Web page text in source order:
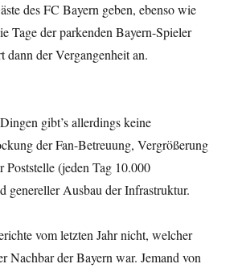
des FC Bayern geben, ebenso wie
Tage der parkenden Bayern-Spieler
dann der Vergangenheit an.
gibt’s allerdings keine
der Fan-Betreuung, Vergrößerung
Poststelle (jeden Tag 10.000
genereller Ausbau der Infrastruktur.
vom letzten Jahr nicht, welcher
Nachbar der Bayern war. Jemand von